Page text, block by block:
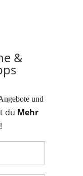
&
und
du Mehr